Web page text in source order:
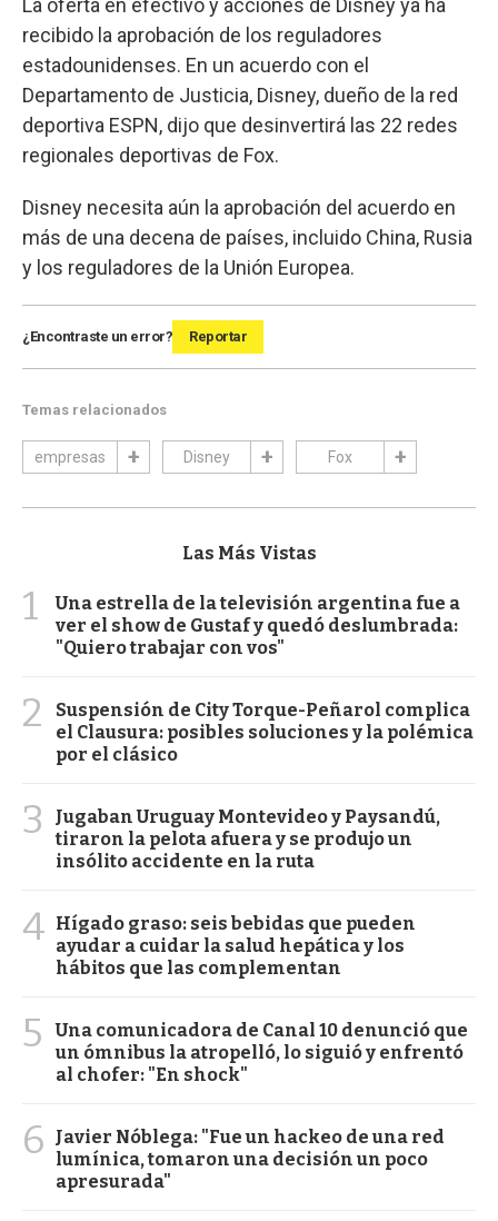
La oferta en efectivo y acciones de Disney ya ha
recibido la aprobación de los reguladores
estadounidenses. En un acuerdo con el
Departamento de Justicia, Disney, dueño de la red
deportiva ESPN, dijo que desinvertirá las 22 redes
regionales deportivas de Fox.
Disney necesita aún la aprobación del acuerdo en
más de una decena de países, incluido China, Rusia
y los reguladores de la Unión Europea.
¿Encontraste un error? Reportar
Temas relacionados
empresas Disney Fox
Las Más Vistas
1
Una estrella de la televisión argentina fue a
ver el show de Gustaf y quedó deslumbrada:
"Quiero trabajar con vos"
2
Suspensión de City Torque-Peñarol complica
el Clausura: posibles soluciones y la polémica
por el clásico
3
Jugaban Uruguay Montevideo y Paysandú,
tiraron la pelota afuera y se produjo un
insólito accidente en la ruta
4 Hígado graso: seis bebidas que pueden
ayudar a cuidar la salud hepática y los
hábitos que las complementan
5
Una comunicadora de Canal 10 denunció que
un ómnibus la atropelló, lo siguió y enfrentó
al chofer: "En shock"
6
Javier Nóblega: "Fue un hackeo de una red
lumínica, tomaron una decisión un poco
apresurada"